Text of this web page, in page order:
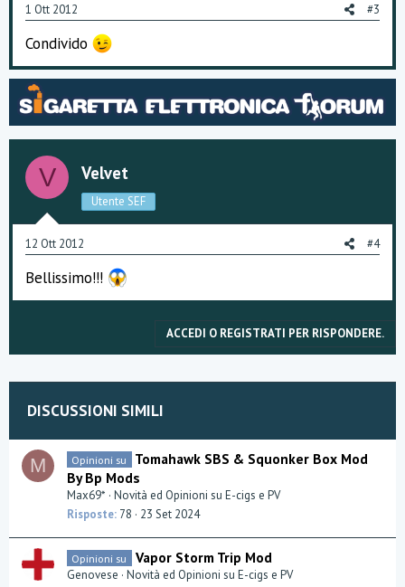
1 Ott 2012 #3
Condivido
V Velvet
Utente SEF
12 Ott 2012 #4
Bellissimo!!!
ACCEDI O REGISTRATI PER RISPONDERE.
DISCUSSIONI SIMILI
M Opinioni su
Tomahawk SBS & Squonker Box Mod
By Bp Mods
Max69* Novità ed Opinioni su E-cigs e PV
Risposte 78 23 Set 2024
Opinioni su Vapor Storm Trip Mod
Genovese Novità ed Opinioni su E-cigs e PV